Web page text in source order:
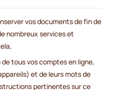
vos documents de fin de
nombreux services et
tous vos comptes en ligne,
et de leurs mots de
pertinentes sur ce